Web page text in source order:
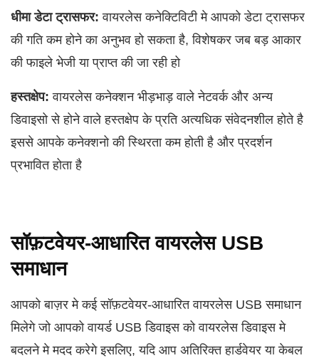
धीमा डेटा ट्रासफर: वायरलेस कनेक्टिविटी मे आपको डेटा ट्रासफर
की गति कम होने का अनुभव हो सकता है, विशेषकर जब बड़ आकार
की फाइले भेजी या प्राप्त की जा रही हो
हस्तक्षेप: वायरलेस कनेक्शन भीड़भाड़ वाले नेटवर्क और अन्य
डिवाइसो से होने वाले हस्तक्षेप के प्रति अत्यधिक संवेदनशील होते है
इससे आपके कनेक्शनो की स्थिरता कम होती है और प्रदर्शन
प्रभावित होता है
सॉफ़टवेयर-आधारित वायरलेस USB
समाधान
आपको बाज़र मे कई सॉफ़टवेयर-आधारित वायरलेस USB समाधान
मिलेगे जो आपको वायर्ड USB डिवाइस को वायरलेस डिवाइस मे
बदलने मे मदद करेगे इसलिए, यदि आप अतिरिक्त हार्डवेयर या केबल